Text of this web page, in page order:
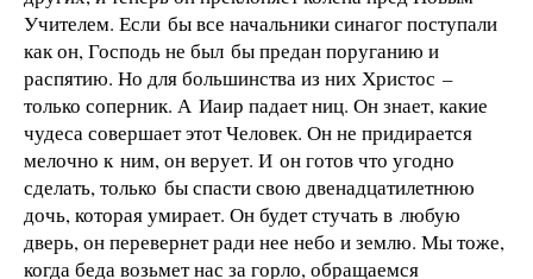
Учителем. Если бы все начальники синагог поступали
как он, Господь не был бы предан поруганию и
распятию. Но для большинства из них Христос –
только соперник. А Иаир падает ниц. Он знает, какие
чудеса совершает этот Человек. Он не придирается
мелочно к ним, он верует. И он готов что угодно
сделать, только бы спасти свою двенадцатилетнюю
дочь, которая умирает. Он будет стучать в любую
дверь, он перевернет ради нее небо и землю. Мы тоже,
когда беда возьмет нас за горло, обращаемся